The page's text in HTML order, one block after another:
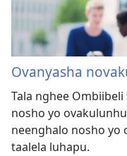
Ovanyasha
Tala nghee
nosho yo
neenghalo nosho yo
taalela luhapu.